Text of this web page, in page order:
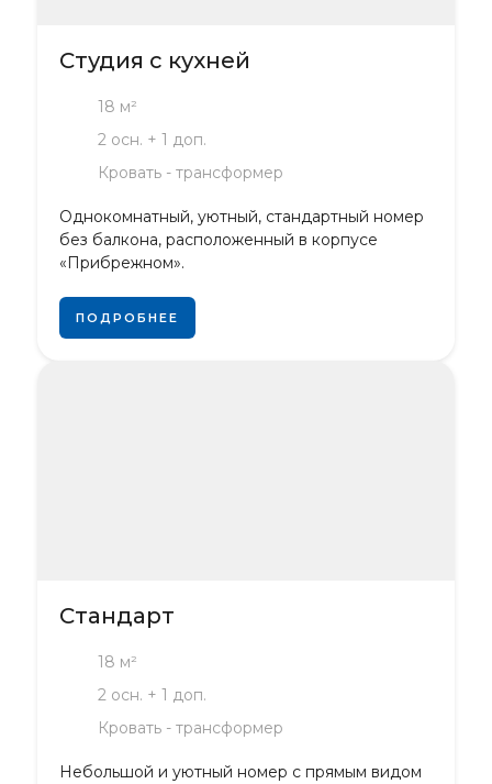
Студия с кухней
18 м²
2 осн. + 1 доп.
Кровать - трансформер
Однокомнатный, уютный, стандартный номер
без балкона, расположенный в корпусе
«Прибрежном».
ПОДРОБНЕЕ
Стандарт
18 м²
2 осн. + 1 доп.
Кровать - трансформер
Небольшой и уютный номер с прямым видом